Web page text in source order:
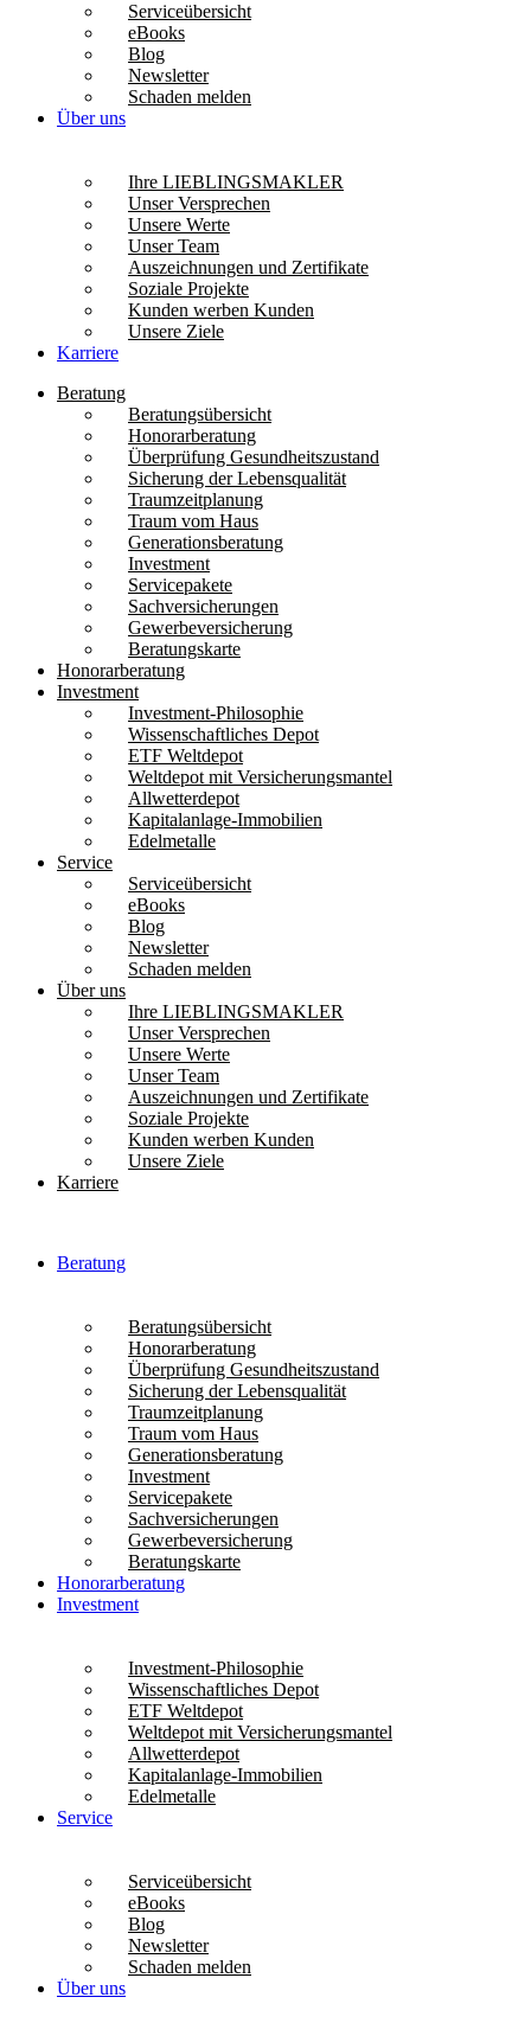
Serviceübersicht
eBooks
Blog
Newsletter
Schaden melden
Über uns
Ihre LIEBLINGSMAKLER
Unser Versprechen
Unsere Werte
Unser Team
Auszeichnungen und Zertifikate
Soziale Projekte
Kunden werben Kunden
Unsere Ziele
Karriere
Beratung
Beratungsübersicht
Honorarberatung
Überprüfung Gesundheitszustand
Sicherung der Lebensqualität
Traumzeitplanung
Traum vom Haus
Generationsberatung
Investment
Servicepakete
Sachversicherungen
Gewerbeversicherung
Beratungskarte
Honorarberatung
Investment
Investment-Philosophie
Wissenschaftliches Depot
ETF Weltdepot
Weltdepot mit Versicherungsmantel
Allwetterdepot
Kapitalanlage-Immobilien
Edelmetalle
Service
Serviceübersicht
eBooks
Blog
Newsletter
Schaden melden
Über uns
Ihre LIEBLINGSMAKLER
Unser Versprechen
Unsere Werte
Unser Team
Auszeichnungen und Zertifikate
Soziale Projekte
Kunden werben Kunden
Unsere Ziele
Karriere
Beratung
Beratungsübersicht
Honorarberatung
Überprüfung Gesundheitszustand
Sicherung der Lebensqualität
Traumzeitplanung
Traum vom Haus
Generationsberatung
Investment
Servicepakete
Sachversicherungen
Gewerbeversicherung
Beratungskarte
Honorarberatung
Investment
Investment-Philosophie
Wissenschaftliches Depot
ETF Weltdepot
Weltdepot mit Versicherungsmantel
Allwetterdepot
Kapitalanlage-Immobilien
Edelmetalle
Service
Serviceübersicht
eBooks
Blog
Newsletter
Schaden melden
Über uns